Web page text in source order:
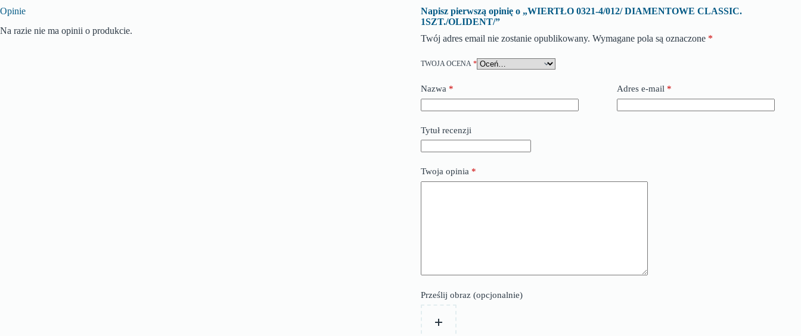
Opinie
Na razie nie ma opinii o produkcie.
Napisz pierwszą opinię o „WIERTŁO 0321-4/012/ DIAMENTOWE CLASSIC.
1SZT./OLIDENT/”
Twój adres email nie zostanie opublikowany. Wymagane pola są oznaczone *
TWOJA OCENA *
Nazwa * Adres e-mail *
Tytuł recenzji
Twoja opinia *
Prześlij obraz (opcjonalnie)